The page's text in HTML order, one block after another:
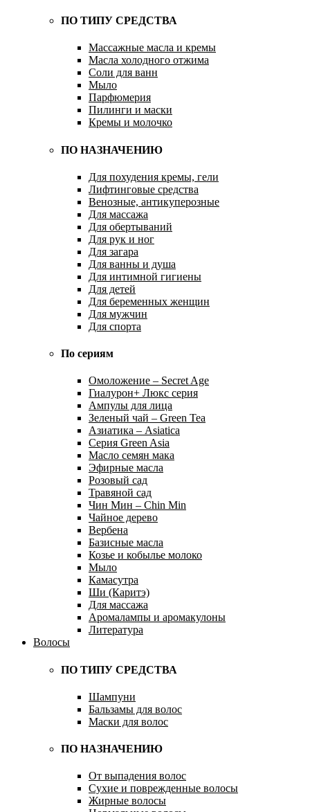
ПО ТИПУ СРЕДСТВА
Массажные масла и кремы
Масла холодного отжима
Соли для ванн
Мыло
Парфюмерия
Пилинги и маски
Кремы и молочко
ПО НАЗНАЧЕНИЮ
Для похудения кремы, гели
Лифтинговые средства
Венозные, антикуперозные
Для массажа
Для обертываний
Для рук и ног
Для загара
Для ванны и душа
Для интимной гигиены
Для детей
Для беременных женщин
Для мужчин
Для спорта
По сериям
Омоложение – Secret Age
Гиалурон+ Люкс серия
Ампулы для лица
Зеленый чай – Green Tea
Азиатика – Asiatica
Серия Green Asia
Масло семян мака
Эфирные масла
Розовый сад
Травяной сад
Чин Мин – Chin Min
Чайное дерево
Вербена
Базисные масла
Козье и кобылье молоко
Мыло
Камасутра
Ши (Каритэ)
Для массажа
Аромалампы и аромакулоны
Литература
Волосы
ПО ТИПУ СРЕДСТВА
Шампуни
Бальзамы для волос
Маски для волос
ПО НАЗНАЧЕНИЮ
От выпадения волос
Сухие и поврежденные волосы
Жирные волосы